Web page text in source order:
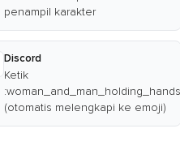
penampil karakter
Discord
Ketik
(otomatis melengkapi ke emoji)